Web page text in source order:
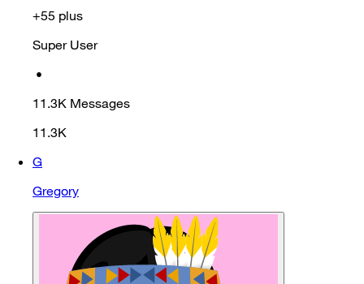
+55 plus
Super User
•
11.3K Messages
11.3K
G
Gregory